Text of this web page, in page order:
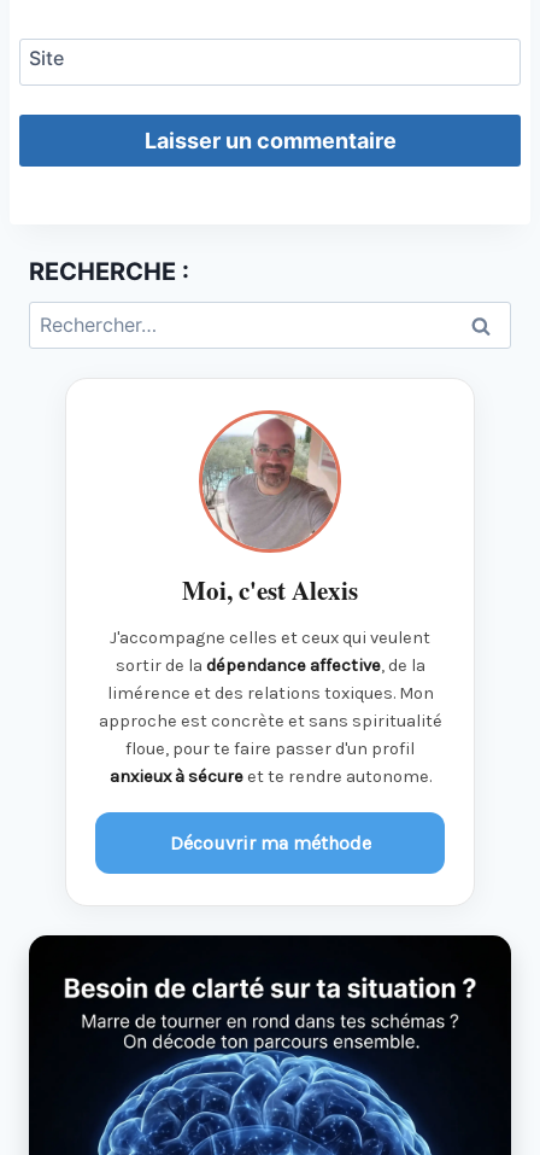
Site
RECHERCHE :
Rechercher :
Moi, c'est Alexis
J'accompagne celles et ceux qui veulent
sortir de la dépendance affective, de la
limérence et des relations toxiques. Mon
approche est concrète et sans spiritualité
floue, pour te faire passer d'un profil
anxieux à sécureet te rendre autonome.
Découvrir ma méthode